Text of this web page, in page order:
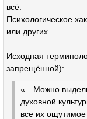
всё.
Психологическое
или других.
Исходная
запрещённой):
«…Можно
духовной
все их